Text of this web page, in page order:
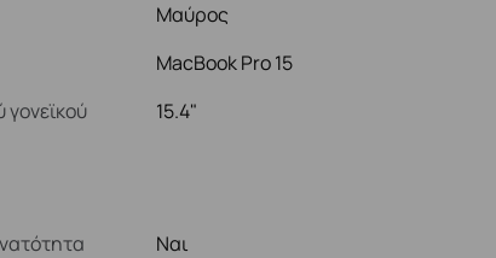
Μαύρος
MacBook Pro 15
γονεϊκού
15.4"
Ναι